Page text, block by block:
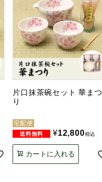
片口抹茶碗セット 華まつ
り
宅配便
¥12,800税込
カートに入れる